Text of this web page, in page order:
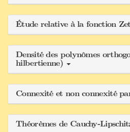
Étude relative à la fonction
Densité des polynômes
hilbertienne)
Connexité et non connexité
Théorèmes de Cauchy-